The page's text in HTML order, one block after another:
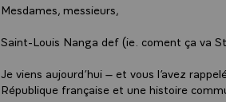
Mesdames, messieurs,
Saint-Louis Nanga def (ie. coment ça va
Je viens aujourd’hui – et vous l’avez
République française et une histoire